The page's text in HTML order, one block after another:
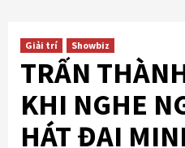
Giải trí Showbiz
TRẤN
KHI NGHE
HÁT ĐẠI